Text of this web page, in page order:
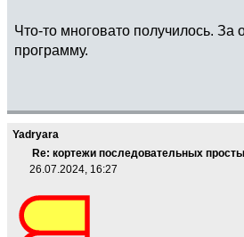
Что-то многовато получилось. За
программу.
Yadryara
Re: кортежи последовательных
26.07.2024, 16:27